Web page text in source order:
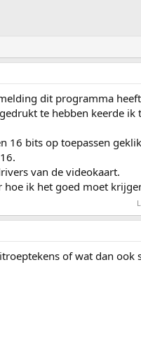
dit programma
te hebben keerde ik
16 bits op toepassen
van de videokaart.
ik het goed moet
of wat dan ook